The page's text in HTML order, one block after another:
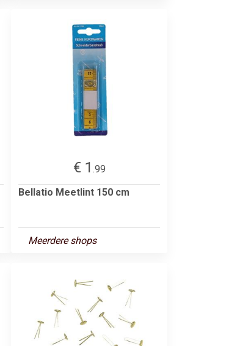
€ 1 .99
Bellatio Meetlint 150 cm
Meerdere shops